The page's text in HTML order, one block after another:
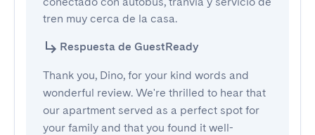
tren muy cerca de la casa.
Respuesta de GuestReady
Thank you, Dino, for your kind words and
wonderful review. We're thrilled to hear that
our apartment served as a perfect spot for
your family and that you found it well-